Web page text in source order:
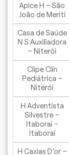
Apice H – São
João de Meriti
Casa de Saúde
N S Auxiliadora
– Niterói
Clipe Clín
Pediátrica –
Niterói
H Adventista
Silvestre –
Itaboraí –
Itaboraí
H Caxias D’or –